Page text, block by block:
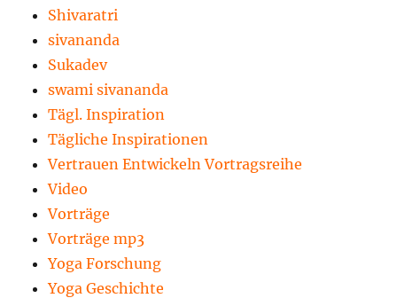
Shivaratri
sivananda
Sukadev
swami sivananda
Tägl. Inspiration
Tägliche Inspirationen
Vertrauen Entwickeln Vortragsreihe
Video
Vorträge
Vorträge mp3
Yoga Forschung
Yoga Geschichte